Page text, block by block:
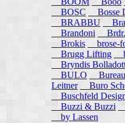
BOSC
Bosse
BRABBU
Brandoni
Brokis
brose-
Brugg Lifting
Bryndis
BULO
Bureau
Leitner
Buro
Buschfeld
Buzzi & Buzzi
by Lassen